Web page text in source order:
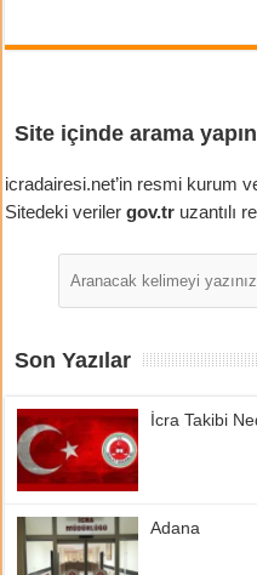
Site içinde arama yapın
icradairesi.net’in resmi kurum
Sitedeki verilergov.tr uzantılı
Son Yazılar
İcra Takibi
Adana